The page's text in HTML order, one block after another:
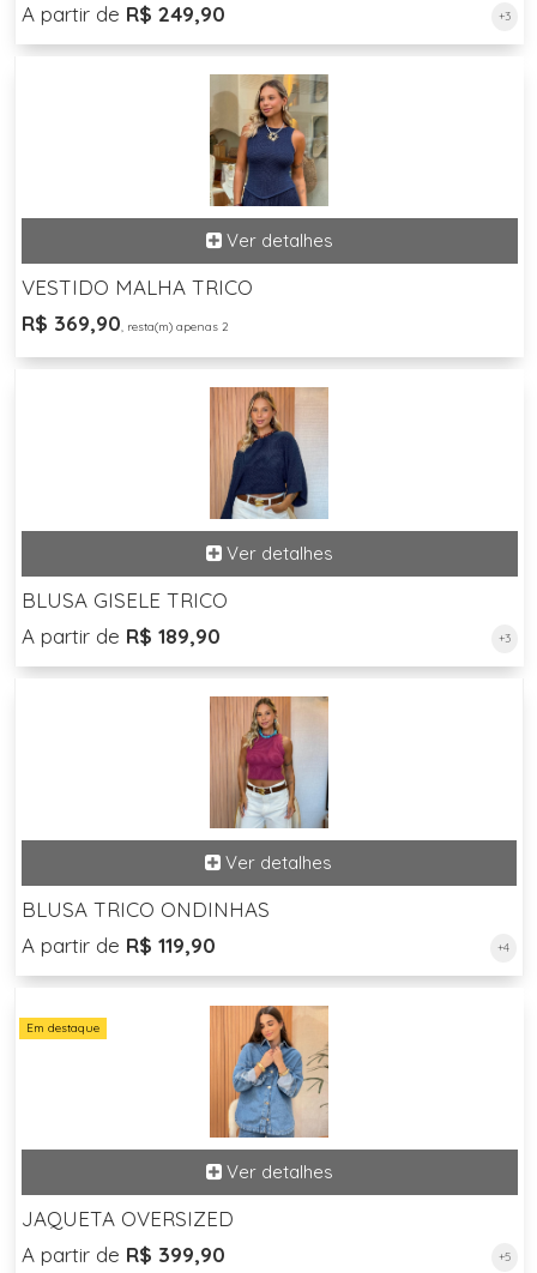
A partir de R$ 249,90 +3
VESTIDO MALHA TRICO
R$ 369,90, resta(m) apenas 2
BLUSA GISELE TRICO
A partir de R$ 189,90 +3
BLUSA TRICO ONDINHAS
A partir de R$ 119,90 +4
Em destaque
JAQUETA OVERSIZED
A partir de R$ 399,90 +5